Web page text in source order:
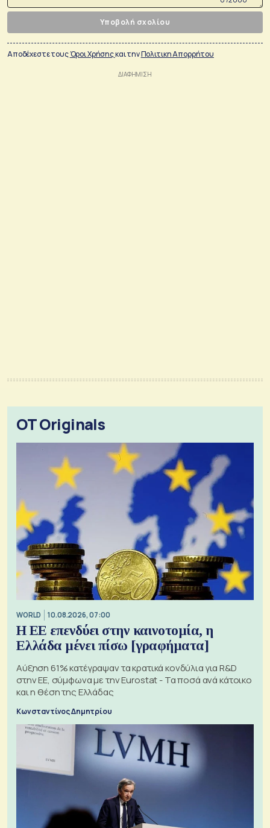
Υποβολή σχολίου
Αποδέχεστε τουςΌροι Χρήσηςκαι τηνΠολιτικη Απορρήτου
OT Originals
WORLD 10.08.2026, 07:00
Η ΕΕ επενδύει στην καινοτομία, η
Ελλάδα μένει πίσω [γραφήματα]
Αύξηση 61% κατέγραψαν τα κρατικά κονδύλια για R&D
στην ΕΕ, σύμφωνα με την Eurostat - Τα ποσά ανά κάτοικο
και η θέση της Ελλάδας
Κωνσταντίνος Δημητρίου